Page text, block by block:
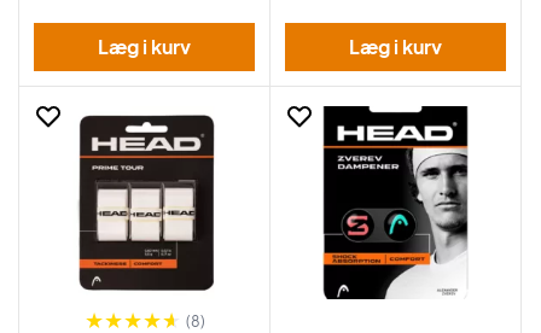
Læg i kurv Læg i kurv
(8)